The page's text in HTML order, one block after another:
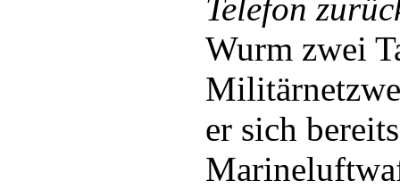
Telefon
Wurm zwei
er sich